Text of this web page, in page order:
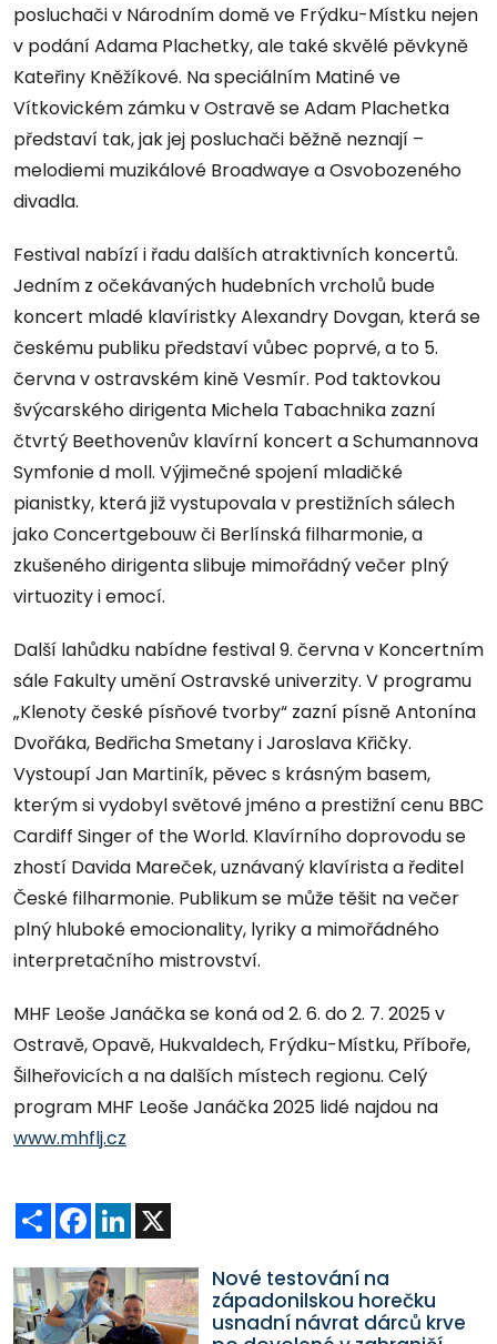
posluchači v Národním domě ve Frýdku-Místku nejen
v podání Adama Plachetky, ale také skvělé pěvkyně
Kateřiny Kněžíkové. Na speciálním Matiné ve
Vítkovickém zámku v Ostravě se Adam Plachetka
představí tak, jak jej posluchači běžně neznají –
melodiemi muzikálové Broadwaye a Osvobozeného
divadla.
Festival nabízí i řadu dalších atraktivních koncertů.
Jedním z očekávaných hudebních vrcholů bude
koncert mladé klavíristky Alexandry Dovgan, která se
českému publiku představí vůbec poprvé, a to 5.
června v ostravském kině Vesmír. Pod taktovkou
švýcarského dirigenta Michela Tabachnika zazní
čtvrtý Beethovenův klavírní koncert a Schumannova
Symfonie d moll. Výjimečné spojení mladičké
pianistky, která již vystupovala v prestižních sálech
jako Concertgebouw či Berlínská filharmonie, a
zkušeného dirigenta slibuje mimořádný večer plný
virtuozity i emocí.
Další lahůdku nabídne festival 9. června v Koncertním
sále Fakulty umění Ostravské univerzity. V programu
„Klenoty české písňové tvorby“ zazní písně Antonína
Dvořáka, Bedřicha Smetany i Jaroslava Křičky.
Vystoupí Jan Martiník, pěvec s krásným basem,
kterým si vydobyl světové jméno a prestižní cenu BBC
Cardiff Singer of the World. Klavírního doprovodu se
zhostí Davida Mareček, uznávaný klavírista a ředitel
České filharmonie. Publikum se může těšit na večer
plný hluboké emocionality, lyriky a mimořádného
interpretačního mistrovství.
MHF Leoše Janáčka se koná od 2. 6. do 2. 7. 2025 v
Ostravě, Opavě, Hukvaldech, Frýdku-Místku, Příboře,
Šilheřovicích a na dalších místech regionu. Celý
program MHF Leoše Janáčka 2025 lidé najdou na
www.mhflj.cz
Sdílet Facebook
LinkedIn
Nové testování na
západonilskou horečku
usnadní návrat dárců krve